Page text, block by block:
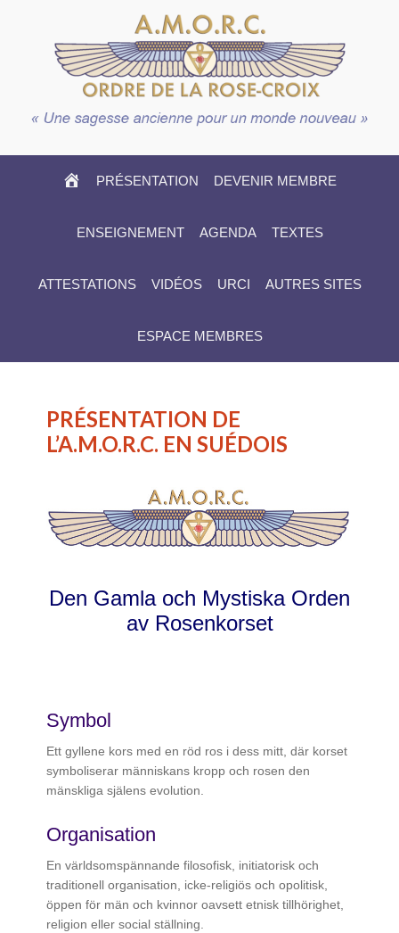
HOME
PRÉSENTATION DEVENIR MEMBRE
ENSEIGNEMENT AGENDA TEXTES
ATTESTATIONS VIDÉOS URCI AUTRES SITES
ESPACE MEMBRES
PRÉSENTATION DE
L’A.M.O.R.C. EN SUÉDOIS
Den Gamla och Mystiska Orden
av Rosenkorset
Symbol
Ett gyllene kors med en röd ros i dess mitt, där korset
symboliserar människans kropp och rosen den
mänskliga själens evolution.
Organisation
En världsomspännande filosofisk, initiatorisk och
traditionell organisation, icke-religiös och opolitisk,
öppen för män och kvinnor oavsett etnisk tillhörighet,
religion eller social ställning.